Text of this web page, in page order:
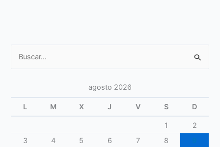
agosto 2026
L M X J V S D
1
2
3
4 5 6 7 8